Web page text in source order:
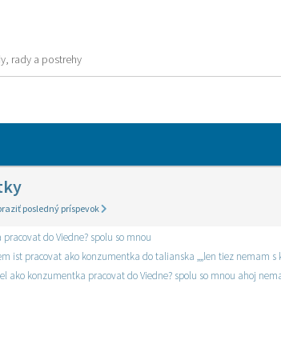
rady a postrehy
posledný príspevok
do Viedne? spolu so mnou
ahoj aj ja by som
ako konzumentka pracovat do Viedne? spolu so mnou ahoj